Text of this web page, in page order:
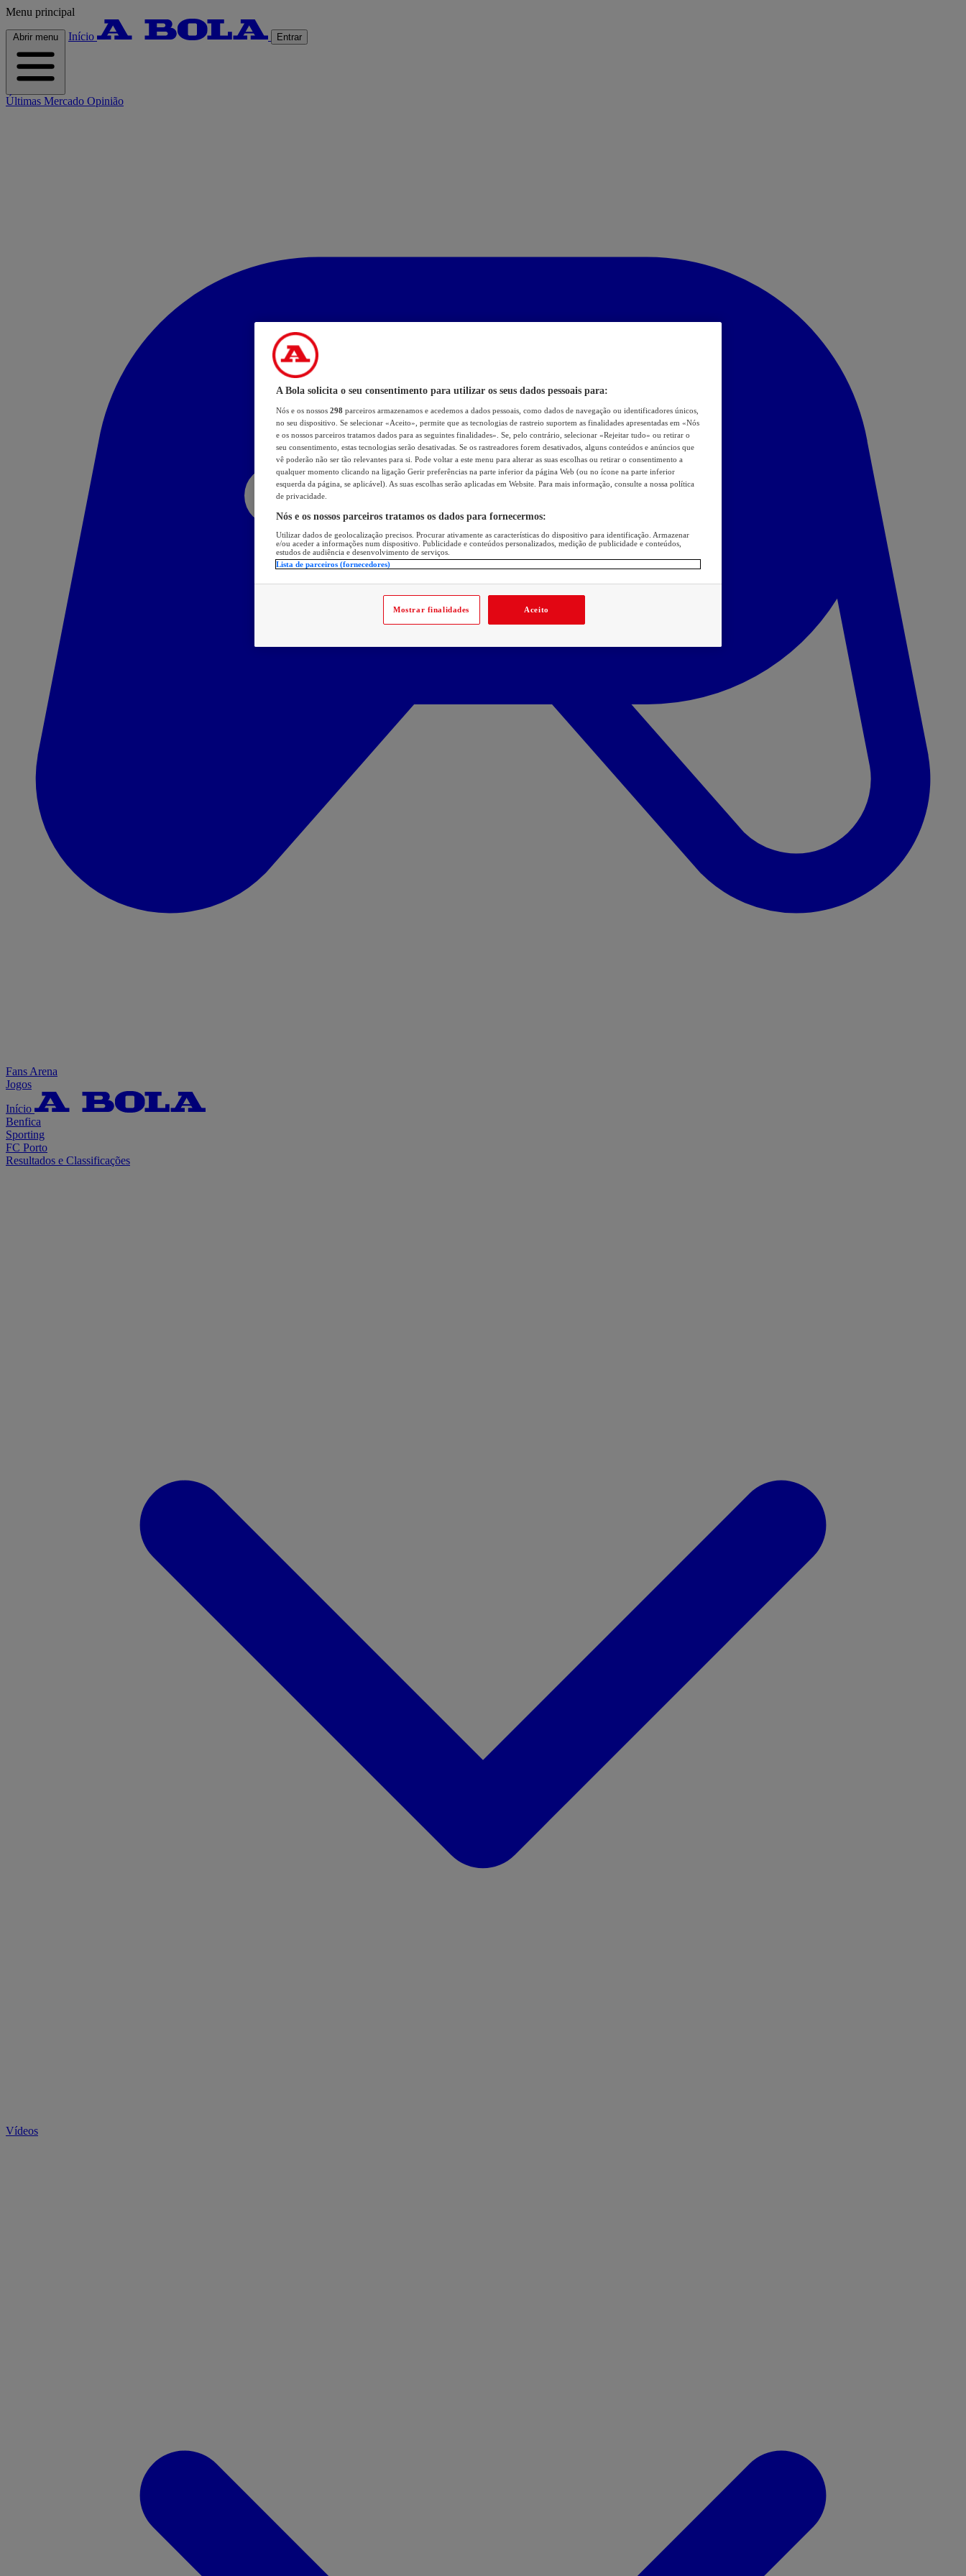
Menu principal
Abrir menu Início Entrar
Últimas Mercado Opinião
Fans Arena
Jogos
Início
Benfica
Sporting
FC Porto
Resultados e Classificações
Vídeos
A Bola solicita o seu consentimento para utilizar os seus dados pessoais para:
Nós e os nossos 298 parceiros armazenamos e acedemos a dados pessoais, como dados de navegação ou identificadores únicos,
no seu dispositivo. Se selecionar «Aceito», permite que as tecnologias de rastreio suportem as finalidades apresentadas em «Nós
e os nossos parceiros tratamos dados para as seguintes finalidades». Se, pelo contrário, selecionar «Rejeitar tudo» ou retirar o
seu consentimento, estas tecnologias serão desativadas. Se os rastreadores forem desativados, alguns conteúdos e anúncios que
vê poderão não ser tão relevantes para si. Pode voltar a este menu para alterar as suas escolhas ou retirar o consentimento a
qualquer momento clicando na ligação Gerir preferências na parte inferior da página Web (ou no ícone na parte inferior
esquerda da página, se aplicável). As suas escolhas serão aplicadas em Website. Para mais informação, consulte a nossa política
de privacidade.
Nós e os nossos parceiros tratamos os dados para fornecermos:
Utilizar dados de geolocalização precisos. Procurar ativamente as características do dispositivo para identificação. Armazenar
e/ou aceder a informações num dispositivo. Publicidade e conteúdos personalizados, medição de publicidade e conteúdos,
estudos de audiência e desenvolvimento de serviços.
Lista de parceiros (fornecedores)
Mostrar finalidades Aceito